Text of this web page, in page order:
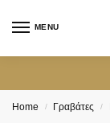
MENU
Home / Γραβάτες /